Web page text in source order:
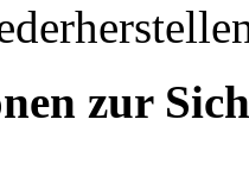
zur